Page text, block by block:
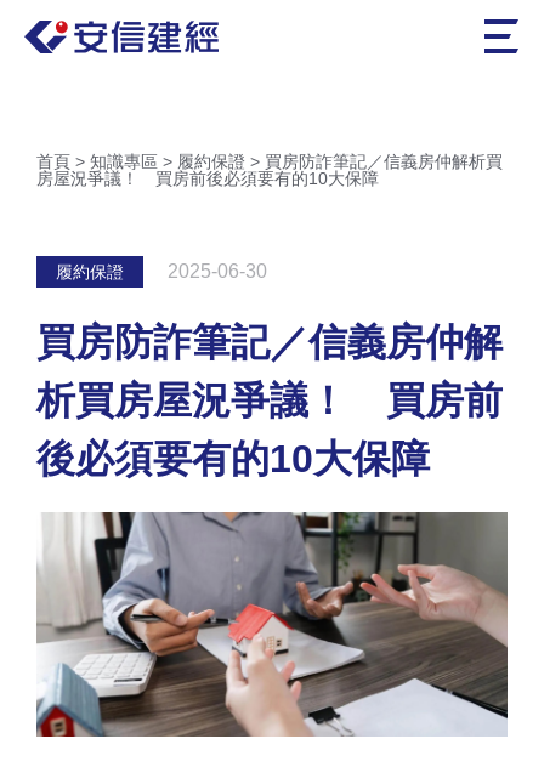
首頁 > 知識專區 > 履約保證 > 買房防詐筆記／信義房仲解析買
房屋況爭議！ 買房前後必須要有的10大保障
履約保證 2025-06-30
買房防詐筆記／信義房仲解
析買房屋況爭議！ 買房前
後必須要有的10大保障